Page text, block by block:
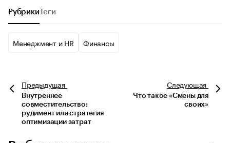
Рубрики Теги
Менеджмент и HR Финансы
Предыдущая
Внутреннее
совместительство:
рудимент или стратегия
оптимизации затрат
Следующая
Что такое «Смены для
своих»